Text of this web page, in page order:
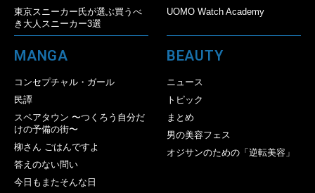
東京スニーカー氏が選ぶ買うべ
き大人スニーカー3選
UOMO Watch Academy
MANGA
コンセプチャル・ガール
民譚
スペアタウン 〜つくろう自分だ
けの予備の街〜
柳さん ごはんですよ
答えのない問い
今日もまたそんな日
BEAUTY
ニュース
トピック
まとめ
男の美容フェス
オジサンのための「逆転美容」